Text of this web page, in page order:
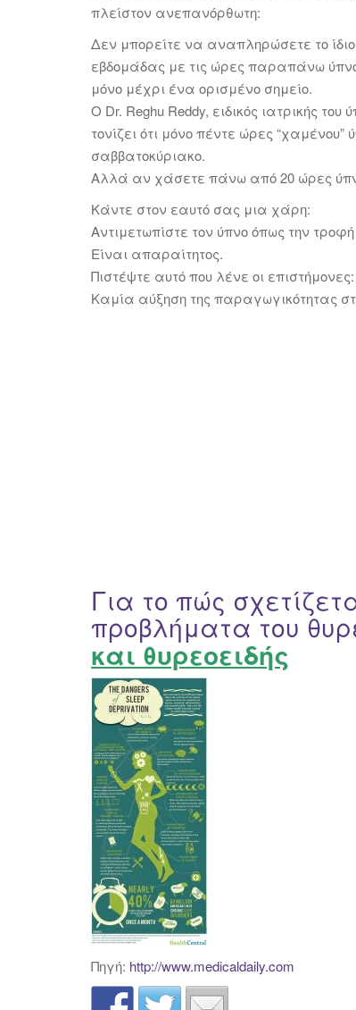
πλείστον ανεπανόρθωτη:
Δεν μπορείτε να αναπληρώσετε το
εβδομάδας με τις ώρες παραπάνω
μόνο μέχρι ένα ορισμένο σημείο.
Ο Dr. Reghu Reddy, ειδικός ιατρικής
τονίζει ότι μόνο πέντε ώρες
σαββατοκύριακο.
Αλλά αν χάσετε πάνω από 20 ώρες
Κάντε στον εαυτό σας μια χάρη:
Αντιμετωπίστε τον ύπνο όπως την
Είναι απαραίτητος.
Πιστέψτε αυτό που λένε οι επιστήμονες:
Καμία αύξηση της παραγωγικότητας
Για το πώς
προβλήματα του
και θυρεοειδής
Πηγή: http://www.medicaldaily.com